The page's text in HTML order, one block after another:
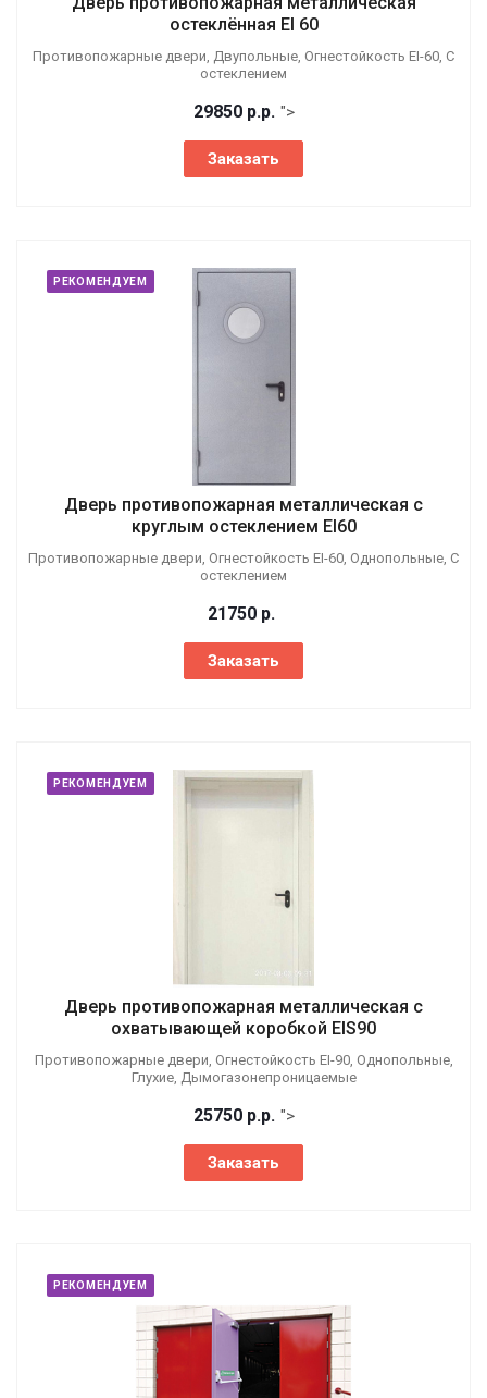
остеклённая EI 60
Противопожарные двери, Двупольные, Огнестойкость EI-60, С
остеклением
29850 р.р. ">
Заказать
РЕКОМЕНДУЕМ
Дверь противопожарная металлическая с
круглым остеклением EI60
Противопожарные двери, Огнестойкость EI-60, Однопольные, С
остеклением
21750 р.
Заказать
РЕКОМЕНДУЕМ
Дверь противопожарная металлическая с
охватывающей коробкой EIS90
Противопожарные двери, Огнестойкость EI-90, Однопольные,
Глухие, Дымогазонепроницаемые
25750 р.р. ">
Заказать
РЕКОМЕНДУЕМ